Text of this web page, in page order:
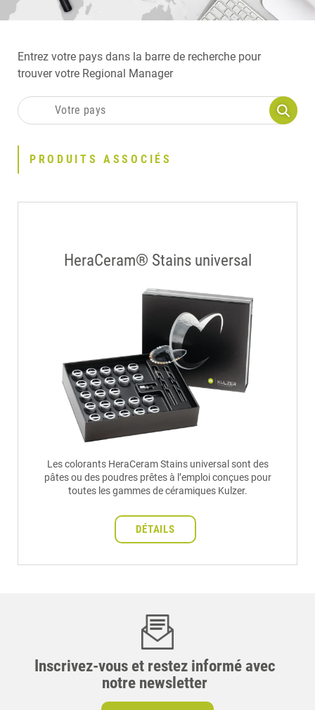
Entrez votre pays dans la barre de recherche pour
trouver votre Regional Manager
PRODUITS ASSOCIÉS
HeraCeram® Stains universal
Les colorants HeraCeram Stains universal sont des
pâtes ou des poudres prêtes à l’emploi conçues pour
toutes les gammes de céramiques Kulzer.
DÉTAILS
Inscrivez-vous et restez informé avec
notre newsletter